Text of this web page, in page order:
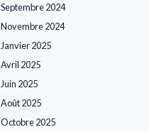
Septembre 2024
Novembre 2024
Janvier 2025
Avril 2025
Juin 2025
Août 2025
Octobre 2025